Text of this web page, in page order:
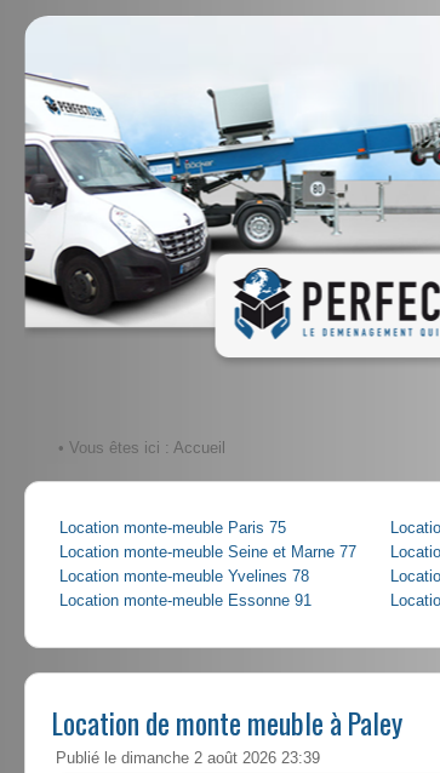
• Vous êtes ici : Accueil
Location monte-meuble Paris 75
Location monte-meuble Seine et Marne 77
Location monte-meuble Yvelines 78
Location monte-meuble Essonne 91
Location de monte meuble à Paley
Publié le dimanche 2 août 2026 23:39